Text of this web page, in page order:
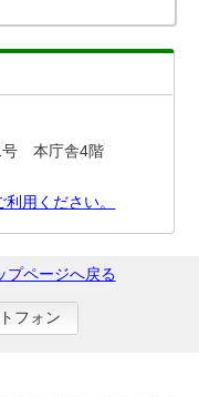
号 本庁舎4階
用ください。
プページへ戻る
フォン